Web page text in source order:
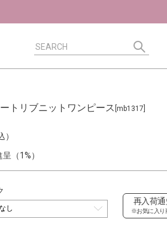
トリブニットワンピース [mb1317]
）
（1%）
再入荷
※お気に入り